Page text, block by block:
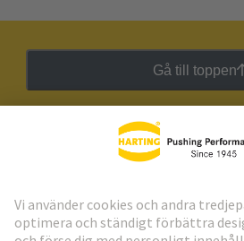
Gå till toppen
HARTING:s nyhetsbrev